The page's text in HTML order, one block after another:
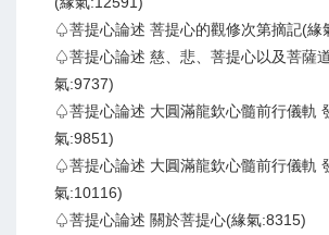
♤菩提心論述 菩提心的觀修次第摘記(緣
♤菩提心論述 慈、悲、菩提心以及菩薩
氣:9737)
♤菩提心論述 大圓滿龍欽心髓前行儀軌
氣:9851)
♤菩提心論述 大圓滿龍欽心髓前行儀軌
氣:10116)
♤菩提心論述 關於菩提心(緣氣:8315)